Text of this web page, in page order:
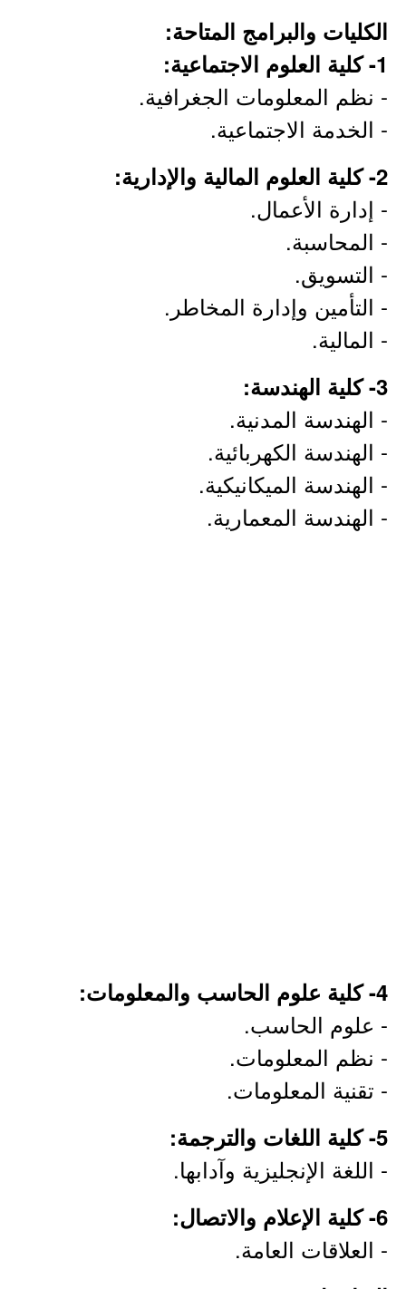
الكليات والبرامج المتاحة:
1- كلية العلوم الاجتماعية:
- نظم المعلومات الجغرافية.
- الخدمة الاجتماعية.
2- كلية العلوم المالية والإدارية:
- إدارة الأعمال.
- المحاسبة.
- التسويق.
- التأمين وإدارة المخاطر.
- المالية.
3- كلية الهندسة:
- الهندسة المدنية.
- الهندسة الكهربائية.
- الهندسة الميكانيكية.
- الهندسة المعمارية.
4- كلية علوم الحاسب والمعلومات:
- علوم الحاسب.
- نظم المعلومات.
- تقنية المعلومات.
5- كلية اللغات والترجمة:
- اللغة الإنجليزية وآدابها.
6- كلية الإعلام والاتصال:
- العلاقات العامة.